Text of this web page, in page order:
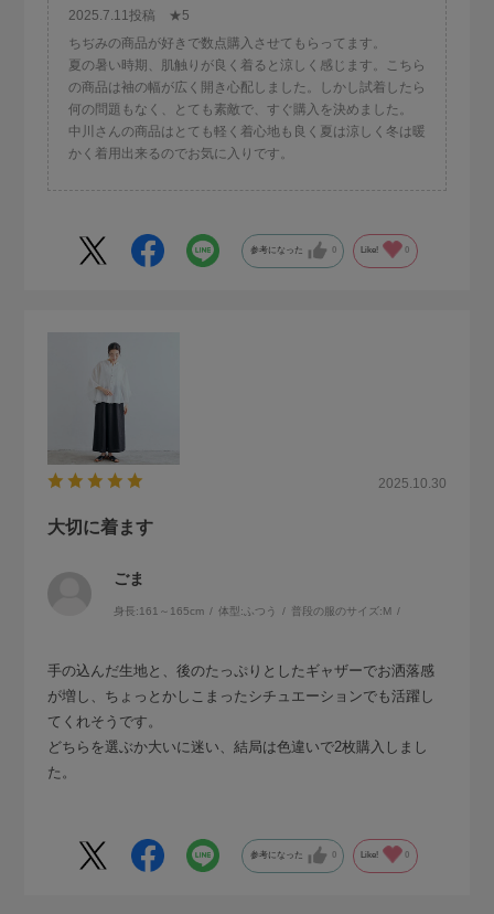
2025.7.11投稿 ★5
ちぢみの商品が好きで数点購入させてもらってます。
夏の暑い時期、肌触りが良く着ると涼しく感じます。こちら
の商品は袖の幅が広く開き心配しました。しかし試着したら
何の問題もなく、とても素敵で、すぐ購入を決めました。
中川さんの商品はとても軽く着心地も良く夏は涼しく冬は暖
かく着用出来るのでお気に入りです。
参考になった 0 Like! 0
2025.10.30
大切に着ます
ごま
身長:161～165cm 体型: ふつう 普段の服のサイズ:M
手の込んだ生地と、後のたっぷりとしたギャザーでお洒落感
が増し、ちょっとかしこまったシチュエーションでも活躍し
てくれそうです。
どちらを選ぶか大いに迷い、結局は色違いで2枚購入しまし
た。
参考になった 0 Like! 0